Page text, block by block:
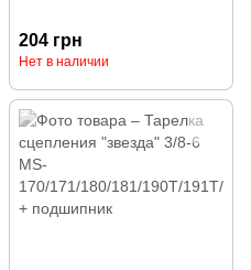
204 грн
Нет в наличии